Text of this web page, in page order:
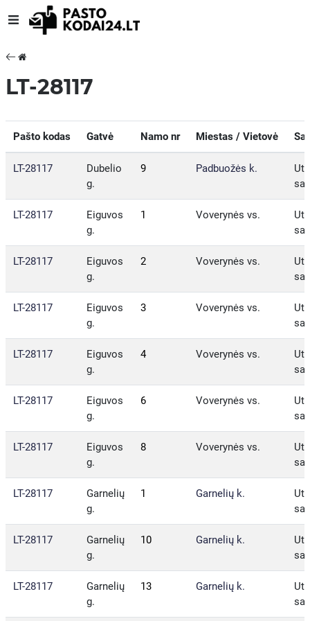
LT-28117
Pašto kodas Gatvė Namo nr Miestas / Vietovė
LT-28117
Dubelio
g.
9 Padbuožės k.
LT-28117
Eiguvos
g.
1 Voverynės vs.
LT-28117
Eiguvos
g.
2 Voverynės vs.
LT-28117
Eiguvos
g.
3 Voverynės vs.
LT-28117
Eiguvos
g.
4 Voverynės vs.
LT-28117
Eiguvos
g.
6 Voverynės vs.
LT-28117
Eiguvos
g.
8 Voverynės vs.
LT-28117
Garnelių
g.
1 Garnelių k.
LT-28117
Garnelių
g.
10 Garnelių k.
LT-28117
Garnelių
g.
13 Garnelių k.